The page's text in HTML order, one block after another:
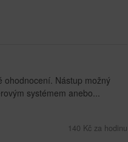
ohodnocení. Nástup možný
systémem anebo...
140 Kč za hodinu